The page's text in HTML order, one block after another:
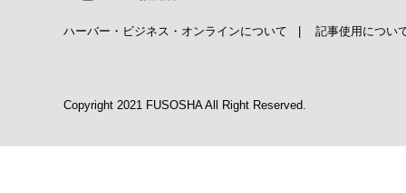
ハーバー・ビジネス・オンラインについて 記事使用につい
Copyright 2021 FUSOSHA All Right Reserved.